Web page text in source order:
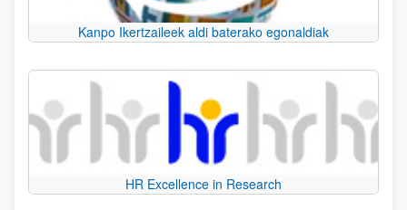
Kanpo Ikertzaileek aldi baterako egonaldiak
HR Excellence in Research